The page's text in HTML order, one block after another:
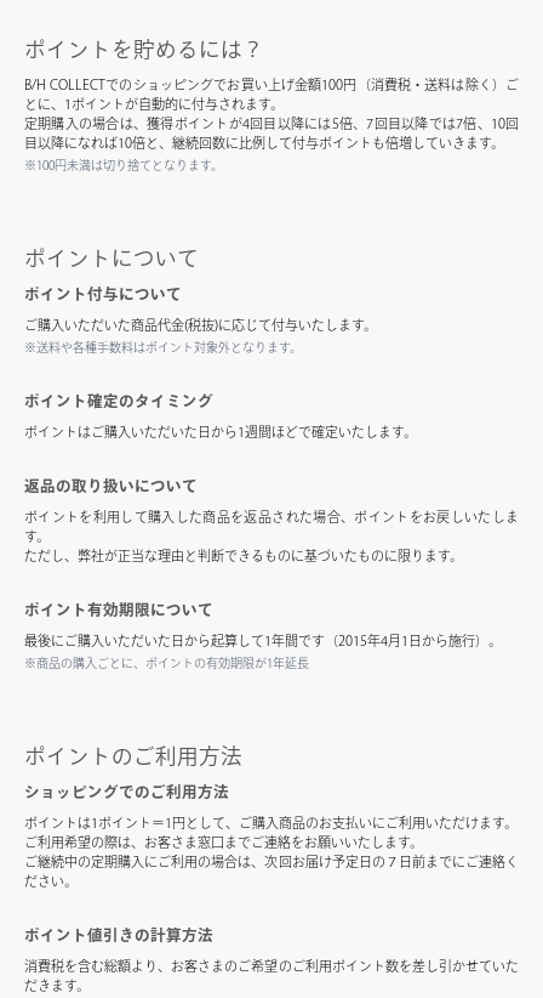
ポイントを貯めるには？
B/H COLLECTでのショッピングでお買い上げ金額100円（消費税・送料は除く）ご
とに、1ポイントが自動的に付与されます。
定期購入の場合は、獲得ポイントが4回目以降には5倍、7回目以降では7倍、10回
目以降になれば10倍と、継続回数に比例して付与ポイントも倍増していきます。
※100円未満は切り捨てとなります。
ポイントについて
ポイント付与について
ご購入いただいた商品代金(税抜)に応じて付与いたします。
※送料や各種手数料はポイント対象外となります。
ポイント確定のタイミング
ポイントはご購入いただいた日から1週間ほどで確定いたします。
返品の取り扱いについて
ポイントを利用して購入した商品を返品された場合、ポイントをお戻しいたしま
す。
ただし、弊社が正当な理由と判断できるものに基づいたものに限ります。
ポイント有効期限について
最後にご購入いただいた日から起算して1年間です（2015年4月1日から施行）。
※商品の購入ごとに、ポイントの有効期限が1年延長
ポイントのご利用方法
ショッピングでのご利用方法
ポイントは1ポイント＝1円として、ご購入商品のお支払いにご利用いただけます。
ご利用希望の際は、お客さま窓口までご連絡をお願いいたします。
ご継続中の定期購入にご利用の場合は、次回お届け予定日の７日前までにご連絡く
ださい。
ポイント値引きの計算方法
消費税を含む総額より、お客さまのご希望のご利用ポイント数を差し引かせていた
だきます。